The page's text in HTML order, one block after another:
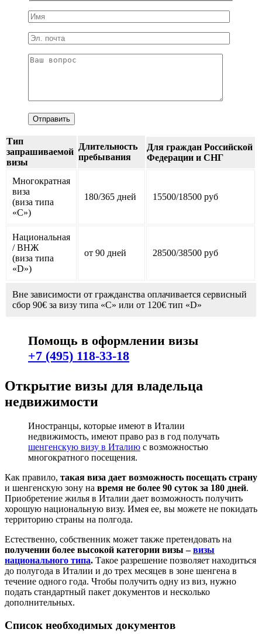
Тип
запрашиваемой
визы
Длительность
пребывания
Для граждан Российской
Федерации и СНГ
Многократная
виза
(виза типа
«С»)
180/365 дней 15500/18500 руб
Национальная
/ ВНЖ
(виза типа
«D»)
от 90 дней 28500/38500 руб
Вне зависимости от гражданства оплачивается сервисный
сбор 90€ за визу типа «C» или от 120€ тип «D»
Помощь в оформлении визы
+7 (495) 118-33-18
Открытие визы для владельца
недвижимости
Иностранцы, которые имеют в Италии
недвижимость, имеют право раз в год получать
шенгенскую визу в Италию с возможностью
многократного посещения.
Как правило, такая виза дает возможность посещать страну
и шенгенскую зону на время не более 90 суток за 180 дней.
Приобретение жилья в Италии дает возможность получить
хорошую национальную визу. Имея ее, вы можете не покидать
территорию страны на полгода.
Естественно, собственник может также претендовать на
получении более высокой категории визы –визы
национального типа. Такое разрешение позволяет находиться
до полугода в Италии и до трех месяцев в зоне шенгена в
течение одного года. Чтобы получить одну из виз, нужно
подать стандартный пакет документов и несколько
дополнительных.
Список необходимых документов